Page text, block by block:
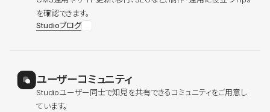
を確認できます。
Studioブログ
ユーザーコミュニティ
Studioユーザー同士で知見を共有できるコミュニティをご用意し
ています。